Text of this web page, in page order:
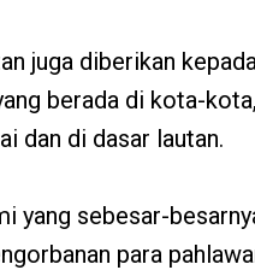
juga diberikan
berada di kota-
dan di dasar lautan.
yang sebesar-
para